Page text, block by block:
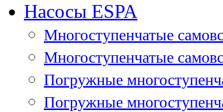
Насосы ESPA
Многоступенчатые
Многоступенчатые
Погружные
Погружные